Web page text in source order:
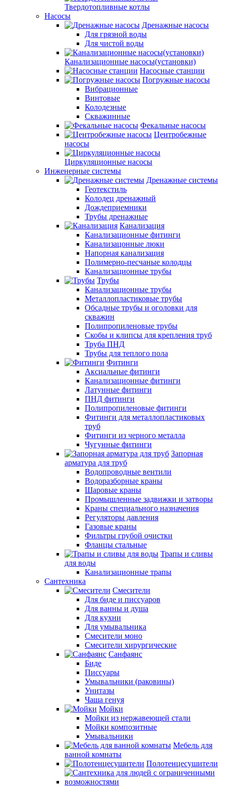
Твердотопливные котлы
Насосы
Дренажные насосы
Для грязной воды
Для чистой воды
Канализационные насосы(установки)
Насосные станции
Погружные насосы
Вибрационные
Винтовые
Колодезные
Скважинные
Фекальные насосы
Центробежные
насосы
Циркуляционные насосы
Инженерные системы
Дренажные системы
Геотекстиль
Колодец дренажный
Дождеприемники
Трубы дренажные
Канализация
Канализационные фитинги
Канализацонные люки
Напорная канализация
Полимерно-песчаные колодцы
Канализационные трубы
Трубы
Канализационные трубы
Металлопластиковые трубы
Обсадные трубы и оголовки для
скважин
Полипропиленовые трубы
Скобы и клипсы для крепления труб
Труба ПНД
Трубы для теплого пола
Фитинги
Аксиальные фитинги
Канализационные фитинги
Латунные фитинги
ПНД фитинги
Полипропиленовые фитинги
Фитинги для металлопластиковых
труб
Фитинги из черного металла
Чугунные фитинги
Запорная
арматура для труб
Водопроводные вентили
Водоразборные краны
Шаровые краны
Промышленные задвижки и затворы
Краны специального назначения
Регуляторы давления
Газовые краны
Фильтры грубой очистки
Фланцы стальные
Трапы и сливы
для воды
Канализационные трапы
Сантехника
Смесители
Для биде и писсуаров
Для ванны и душа
Для кухни
Для умывальника
Смесители моно
Смесители хирургические
Санфаянс
Биде
Писсуары
Умывальники (раковины)
Унитазы
Чаша генуя
Мойки
Мойки из нержавеющей стали
Мойки композитные
Умывальники
Мебель для
ванной комнаты
Полотенцесушители